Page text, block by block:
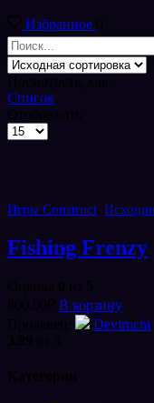
Избранное
Поиск
входа
Список
Товаров
Игры Construct
Fishing Frenzy
В корзину
Deviruchi